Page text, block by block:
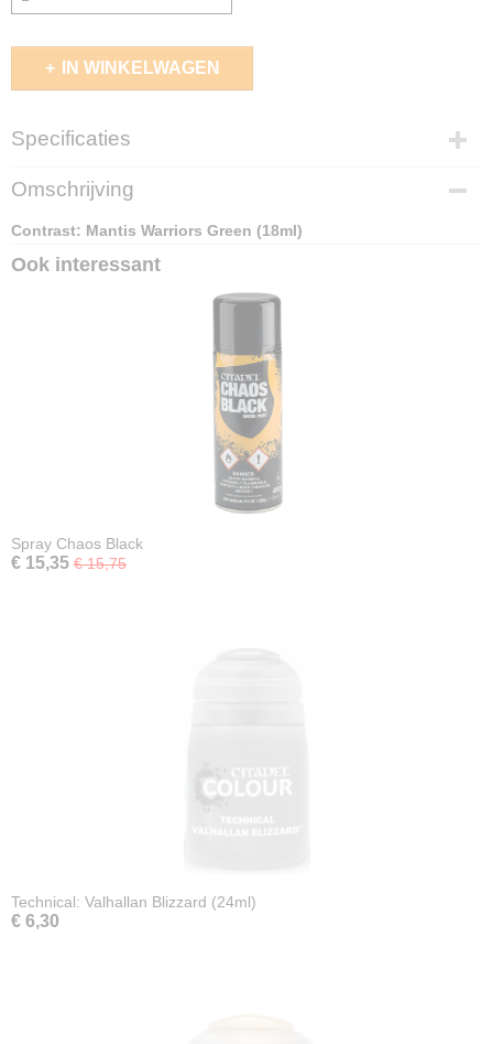
IN WINKELWAGEN
Specificaties
EAN code
5011921145058
Omschrijving
Contrast: Mantis Warriors Green (18ml)
Ook interessant
Spray Chaos Black
€ 15,35 € 15,75
Technical: Valhallan Blizzard (24ml)
€ 6,30